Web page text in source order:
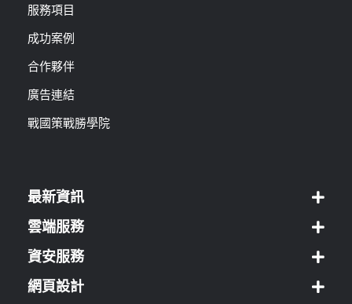
服務項目
成功案例
合作夥伴
廣告連結
戰國策戰勝學院
最新資訊
雲端服務
資安服務
網頁設計